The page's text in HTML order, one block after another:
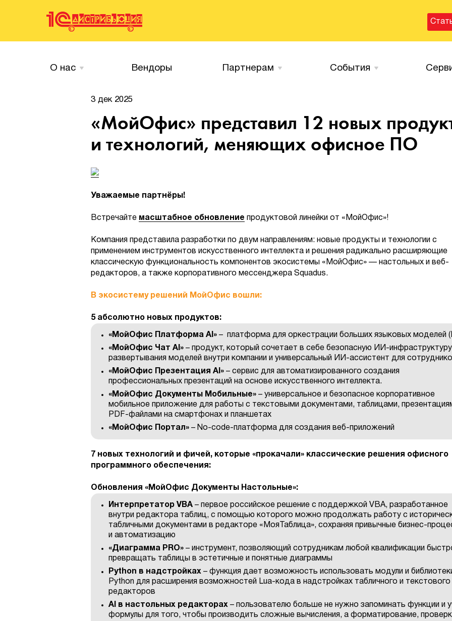
О нас Вендоры Партнерам События
3 дек 2025
«МойОфис» представил 12 новых
и технологий, меняющих офисное ПО
Уважаемые партнёры!
Встречайте масштабное обновление продуктовой линейки от «МойОфис»!
Компания представила разработки по двум направлениям: новые продукты и технологии с
применением инструментов искусственного интеллекта и решения радикально расширяющие
классическую функциональность компонентов экосистемы «МойОфис» — настольных и веб-
редакторов, а также корпоративного мессенджера Squadus.
В экосистему решений МойОфис вошли:
5 абсолютно новых продуктов:
«МойОфис Платформа AI» – платформа для оркестрации больших языковых моделей
«МойОфис Чат AI» – продукт, который сочетает в себе безопасную ИИ-
развертывания моделей внутри компании и универсальный ИИ-ассистент для
«МойОфис Презентация AI» – cервис для автоматизированного создания
профессиональных презентаций на основе искусственного интеллекта.
«МойОфис Документы Мобильные» – универсальное и безопасное корпоративное
мобильное приложение для работы с текстовыми документами, таблицами,
PDF-файлами на смартфонах и планшетах
«МойОфис Портал» – No-code-платформа для создания веб-приложений
7 новых технологий и фичей, которые «прокачали» классические решения офисного
программного обеспечения:
Обновления «МойОфис Документы Настольные»:
Интерпретатор VBA – первое российское решение с поддержкой VBA, разработанное
внутри редактора таблиц, с помощью которого можно продолжать работу с
табличными документами в редакторе «МояТаблица», сохраняя привычные бизнес-
и автоматизацию
«Диаграмма PRO» – инструмент, позволяющий сотрудникам любой квалификации
превращать таблицы в эстетичные и понятные диаграммы
Python в надстройках – функция дает возможность использовать модули и
Python для расширения возможностей Lua-кода в надстройках табличного и текстового
редакторов
AI в настольных редакторах – пользователю больше не нужно запоминать функции и
формулы для того, чтобы производить сложные вычисления, а форматирование,